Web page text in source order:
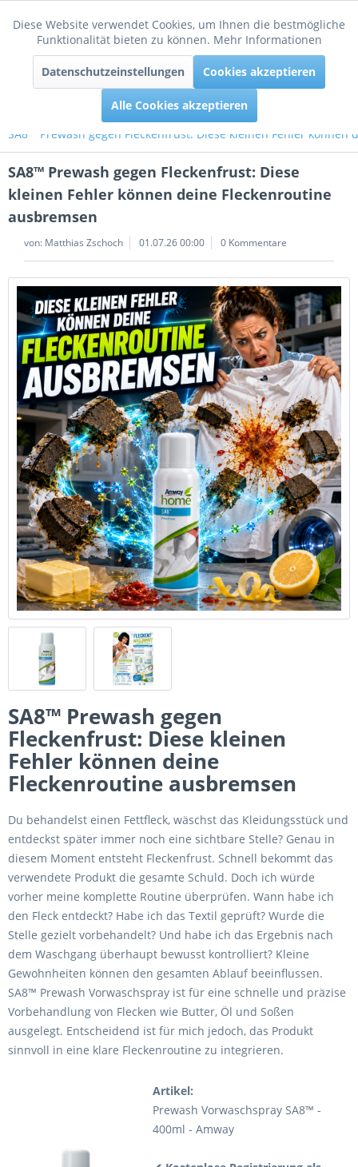
Menü
SA8™ Prewash gegen Fleckenfrust: Diese kleinen Fehler können
SA8™ Prewash gegen Fleckenfrust: Diese
kleinen Fehler können deine Fleckenroutine
ausbremsen
von: Matthias Zschoch 01.07.26 00:00 0 Kommentare
SA8™ Prewash gegen
Fleckenfrust: Diese kleinen
Fehler können deine
Fleckenroutine ausbremsen
Du behandelst einen Fettfleck, wäschst das Kleidungsstück und
entdeckst später immer noch eine sichtbare Stelle? Genau in
diesem Moment entsteht Fleckenfrust. Schnell bekommt das
verwendete Produkt die gesamte Schuld. Doch ich würde
vorher meine komplette Routine überprüfen. Wann habe ich
den Fleck entdeckt? Habe ich das Textil geprüft? Wurde die
Stelle gezielt vorbehandelt? Und habe ich das Ergebnis nach
dem Waschgang überhaupt bewusst kontrolliert? Kleine
Gewohnheiten können den gesamten Ablauf beeinflussen.
SA8™ Prewash Vorwaschspray ist für eine schnelle und präzise
Vorbehandlung von Flecken wie Butter, Öl und Soßen
ausgelegt. Entscheidend ist für mich jedoch, das Produkt
sinnvoll in eine klare Fleckenroutine zu integrieren.
Artikel:
Prewash Vorwaschspray SA8™ -
400ml - Amway
Funktionale Aktiv
Tracking Inaktiv
Diese Website verwendet Cookies, um Ihnen die bestmögliche
Funktionalität bieten zu können. Mehr Informationen
Datenschutzeinstellungen Cookies akzeptieren
Alle Cookies akzeptieren